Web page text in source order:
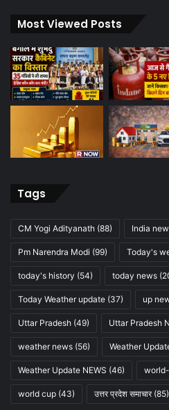
Most Viewed Posts
Tags
CM Yogi Adityanath (88) India
Pm Narendra Modi (99) Today's
today's history (54) today news
Today Weather update (37) up
Uttar Pradesh (49) Uttar Pradesh
weather news (56) Weather
Weather Update NEWS (46)
world cup (43) उत्तर प्रदेश समाचार(85)